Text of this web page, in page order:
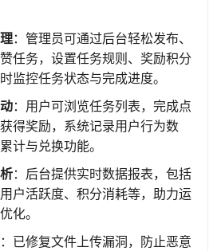
：管理员可通过后台轻松发布、
任务，设置任务规则、奖励积分
监控任务状态与完成进度。
：用户可浏览任务列表，完成点
得奖励，系统记录用户行为数
计与兑换功能。
：后台提供实时数据报表，包括
户活跃度、积分消耗等，助力运
化。
：已修复文件上传漏洞，防止恶意